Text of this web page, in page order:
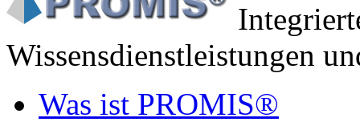
Wissensdienstleistungen
Was ist PROMIS®